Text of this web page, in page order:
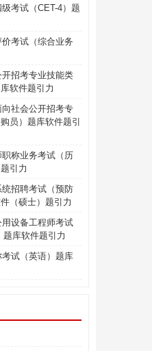
考试（CET-4）题
考试（综合业务
招考专业技能类
软件题引力
社会公开招考专
员）题库软件题引
称业务考试（历
引力
招聘考试（预防
（硕士）题引力
设备工程师考试
题库软件题引力
试（英语）题库